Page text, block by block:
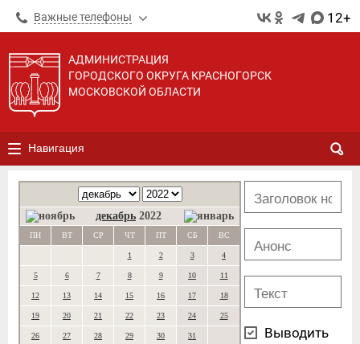
Важные телефоны 12+
АДМИНИСТРАЦИЯ
ГОРОДСКОГО ОКРУГА КРАСНОГОРСК
МОСКОВСКОЙ ОБЛАСТИ
Навигация
декабрь 2022
ПН ВТ СР ЧТ ПТ СБ ВС
1 2 3 4
5 6 7 8 9 10 11
12 13 14 15 16 17 18
19 20 21 22 23 24 25
26 27 28 29 30 31
Выводить